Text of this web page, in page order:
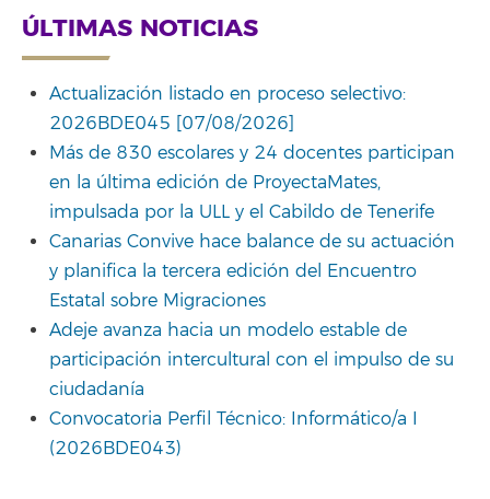
ÚLTIMAS NOTICIAS
Actualización listado en proceso selectivo:
2026BDE045 [07/08/2026]
Más de 830 escolares y 24 docentes participan
en la última edición de ProyectaMates,
impulsada por la ULL y el Cabildo de Tenerife
Canarias Convive hace balance de su actuación
y planifica la tercera edición del Encuentro
Estatal sobre Migraciones
Adeje avanza hacia un modelo estable de
participación intercultural con el impulso de su
ciudadanía
Convocatoria Perfil Técnico: Informático/a I
(2026BDE043)